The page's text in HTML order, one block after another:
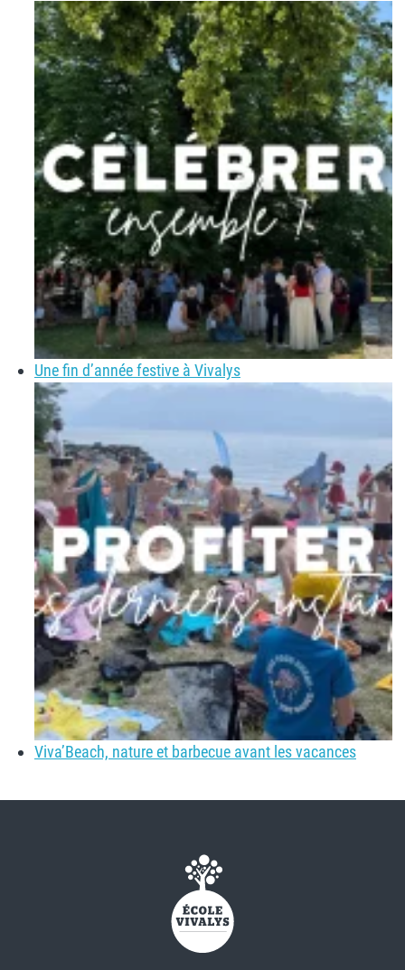
Une fin d’année festive à Vivalys
Viva’Beach, nature et barbecue avant les vacances